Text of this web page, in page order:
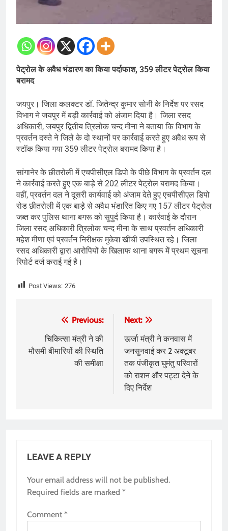
पेट्रोल के अवैध भंडारण का किया पर्दाफाश, 359 लीटर पेट्रोल किया
बरामद
जयपुर। जिला कलक्टर डॉ. जितेन्द्र कुमार सोनी के निर्देश पर रसद
विभाग ने जयपुर में बड़ी कार्रवाई को अंजाम दिया है। जिला रसद
अधिकारी, जयपुर द्वितीय त्रिलोक चन्द मीना ने बताया कि विभाग के
प्रवर्तन दस्ते ने जिले के दो स्थानों पर कार्रवाई करते हुए अवैध रूप से
स्टॉक किया गया 359 लीटर पेट्रोल बरामद किया है।
सांगानेर के छीतरोली में एचपीसीएल डिपो के पीछे विभाग के प्रवर्तन दल
ने कार्रवाई करते हुए एक बाड़े से 202 लीटर पेट्रोल बरामद किया।
वहीं, प्रवर्तन दल ने दूसरी कार्यवाई को अंजाम देते हुए एचपीसीएल डिपो
रोड छीतरोली में एक बाड़े से अवैध भंडारित किए गए 157 लीटर पेट्रोल
जब्त कर पुलिस थाना बगरू को सुपुर्द किया है। कार्रवाई के दौरान
जिला रसद अधिकारी त्रिलोक चन्द मीना के साथ प्रवर्तन अधिकारी
महेश मीणा एवं प्रवर्तन निरीक्षक मुकेश खींची उपस्थित रहे। जिला
रसद अधिकारी द्वारा आरोपियों के खिलाफ थाना बगरू में प्रथम सूचना
रिपोर्ट दर्ज कराई गई है।
Post Views: 276
navigation
Previous:
चिकित्सा मंत्री ने की
मौसमी बीमारियों की स्थिति
की समीक्षा
Next:
ऊर्जा मंत्री ने कनवास में
जनसुनवाई कर 2 अक्टूबर
तक पंजीकृत घुमंतु परिवारों
को राशन और पट्टा देने के
दिए निर्देश
LEAVE A REPLY
Your email address will not be published.
Required fields are marked *
Comment *